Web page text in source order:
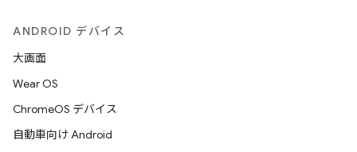
ANDROID デバイス
大画面
Wear OS
ChromeOS デバイス
自動車向け Android